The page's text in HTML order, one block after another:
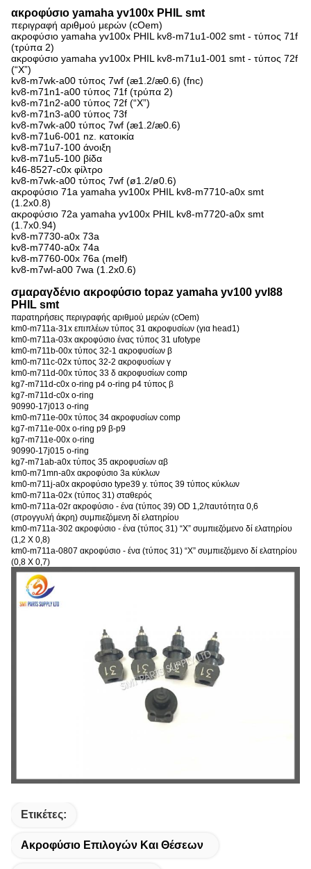
ακροφύσιο yamaha yv100x PHIL smt
περιγραφή αριθμού μερών (cOem)
ακροφύσιο yamaha yv100x PHIL kv8-m71u1-002 smt - τύπος 71f
(τρύπα 2)
ακροφύσιο yamaha yv100x PHIL kv8-m71u1-001 smt - τύπος 72f
(“Χ”)
kv8-m7wk-a00 τύπος 7wf (æ1.2/æ0.6) (fnc)
kv8-m71n1-a00 τύπος 71f (τρύπα 2)
kv8-m71n2-a00 τύπος 72f (“Χ”)
kv8-m71n3-a00 τύπος 73f
kv8-m7wk-a00 τύπος 7wf (æ1.2/æ0.6)
kv8-m71u6-001 nz. κατοικία
kv8-m71u7-100 άνοιξη
kv8-m71u5-100 βίδα
k46-8527-c0x φίλτρο
kv8-m7wk-a00 τύπος 7wf (ø1.2/ø0.6)
ακροφύσιο 71a yamaha yv100x PHIL kv8-m7710-a0x smt
(1.2x0.8)
ακροφύσιο 72a yamaha yv100x PHIL kv8-m7720-a0x smt
(1.7x0.94)
kv8-m7730-a0x 73a
kv8-m7740-a0x 74a
kv8-m7760-00x 76a (melf)
kv8-m7wl-a00 7wa (1.2x0.6)
σμαραγδένιο ακροφύσιο topaz yamaha yv100 yvl88
PHIL smt
παρατηρήσεις περιγραφής αριθμού μερών (cOem)
km0-m711a-31x επιπλέων τύπος 31 ακροφυσίων (για head1)
km0-m711a-03x ακροφύσιο ένας τύπος 31 ufotype
km0-m711b-00x τύπος 32-1 ακροφυσίων β
km0-m711c-02x τύπος 32-2 ακροφυσίων γ
km0-m711d-00x τύπος 33 δ ακροφυσίων comp
kg7-m711d-c0x o-ring p4 o-ring p4 τύπος β
kg7-m711d-c0x o-ring
90990-17j013 o-ring
km0-m711e-00x τύπος 34 ακροφυσίων comp
kg7-m711e-00x o-ring p9 β-p9
kg7-m711e-00x o-ring
90990-17j015 o-ring
kg7-m71ab-a0x τύπος 35 ακροφυσίων αβ
km0-m71mn-a0x ακροφύσιο 3a κύκλων
km0-m711j-a0x ακροφύσιο type39 y. τύπος 39 τύπος κύκλων
km0-m711a-02x (τύπος 31) σταθερός
km0-m711a-02r ακροφύσιο - ένα (τύπος 39) OD 1,2/ταυτότητα 0,6
(στρογγυλή άκρη) συμπιεζόμενη δί ελατηρίου
km0-m711a-302 ακροφύσιο - ένα (τύπος 31) “Χ” συμπιεζόμενο δί ελατηρίου
(1,2 X 0,8)
km0-m711a-0807 ακροφύσιο - ένα (τύπος 31) “Χ” συμπιεζόμενο δί ελατηρίου
(0,8 X 0,7)
Ετικέτες:
Ακροφύσιο Επιλογών Και Θέσεων